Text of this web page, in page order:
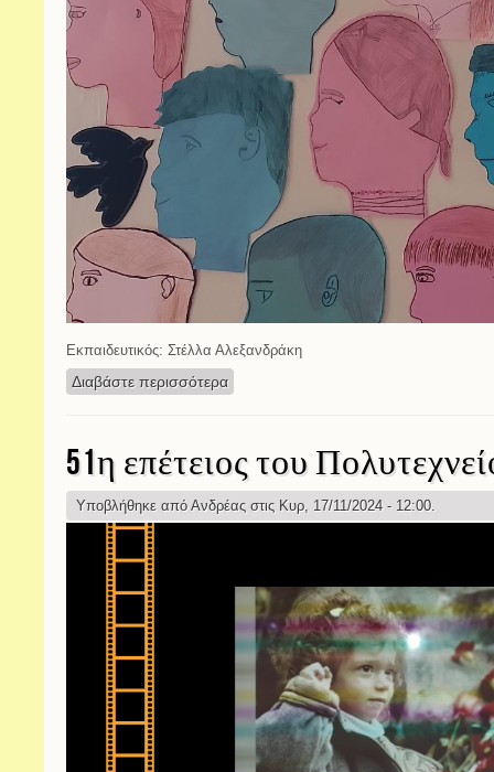
Εκπαιδευτικός: Στέλλα Αλεξανδράκη
Διαβάστε περισσότερα
51η επέτειος του
Υποβλήθηκε από Ανδρέας στις Κυρ, 17/11/2024 - 12:00.